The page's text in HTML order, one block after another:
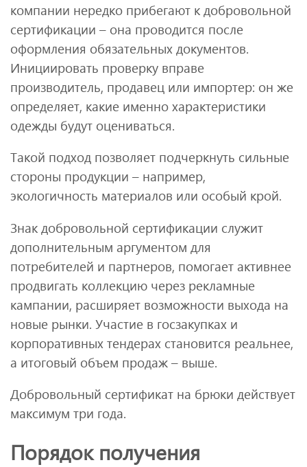
компании нередко прибегают к добровольной
сертификации – она проводится после
оформления обязательных документов.
Инициировать проверку вправе
производитель, продавец или импортер: он же
определяет, какие именно характеристики
одежды будут оцениваться.
Такой подход позволяет подчеркнуть сильные
стороны продукции – например,
экологичность материалов или особый крой.
Знак добровольной сертификации служит
дополнительным аргументом для
потребителей и партнеров, помогает активнее
продвигать коллекцию через рекламные
кампании, расширяет возможности выхода на
новые рынки. Участие в госзакупках и
корпоративных тендерах становится реальнее,
а итоговый объем продаж – выше.
Добровольный сертификат на брюки действует
максимум три года.
Порядок получения